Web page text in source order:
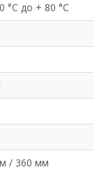
°C до + 80 °C
/ 360 мм